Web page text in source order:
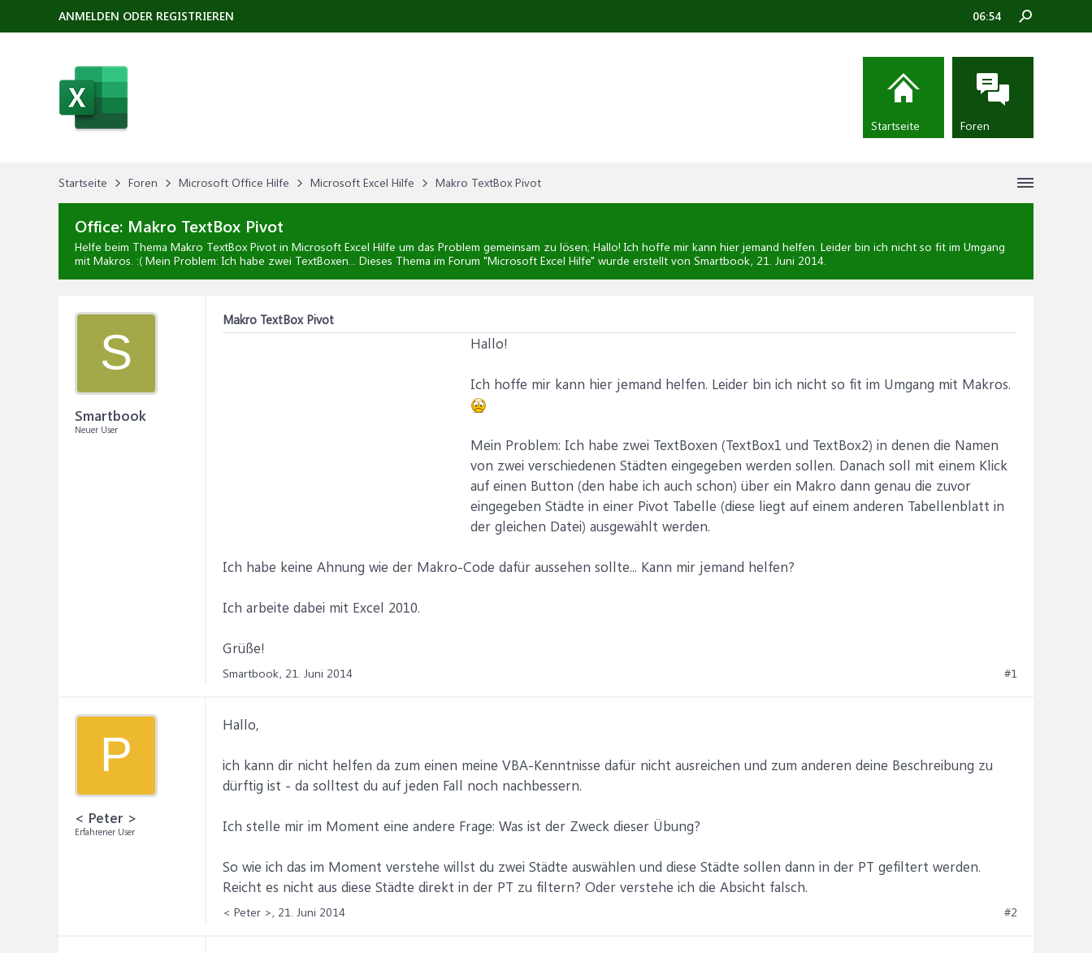
Startseite Foren Microsoft Office Hilfe Microsoft Excel Hilfe Makro TextBox Pivot
Office: Makro TextBox Pivot
Helfe beim Thema Makro TextBox Pivot in Microsoft Excel Hilfe um das Problem gemeinsam zu lösen; Hallo! Ich hoffe mir kann hier jemand helfen. Leider bin ich nicht so fit im Umgang
mit Makros. :( Mein Problem: Ich habe zwei TextBoxen... Dieses Thema im Forum "Microsoft Excel Hilfe" wurde erstellt von Smartbook, 21. Juni 2014.
S
Smartbook
Neuer User
Makro TextBox Pivot
Hallo!
Ich hoffe mir kann hier jemand helfen. Leider bin ich nicht so fit im Umgang mit Makros.
Mein Problem: Ich habe zwei TextBoxen (TextBox1 und TextBox2) in denen die Namen
von zwei verschiedenen Städten eingegeben werden sollen. Danach soll mit einem Klick
auf einen Button (den habe ich auch schon) über ein Makro dann genau die zuvor
eingegeben Städte in einer Pivot Tabelle (diese liegt auf einem anderen Tabellenblatt in
der gleichen Datei) ausgewählt werden.
Ich habe keine Ahnung wie der Makro-Code dafür aussehen sollte... Kann mir jemand helfen?
Ich arbeite dabei mit Excel 2010.
Grüße!
Smartbook, 21. Juni 2014 #1
P
< Peter >
Erfahrener User
Hallo,
ich kann dir nicht helfen da zum einen meine VBA-Kenntnisse dafür nicht ausreichen und zum anderen deine Beschreibung zu
dürftig ist - da solltest du auf jeden Fall noch nachbessern.
Ich stelle mir im Moment eine andere Frage: Was ist der Zweck dieser Übung?
So wie ich das im Moment verstehe willst du zwei Städte auswählen und diese Städte sollen dann in der PT gefiltert werden.
Reicht es nicht aus diese Städte direkt in der PT zu filtern? Oder verstehe ich die Absicht falsch.
< Peter >, 21. Juni 2014 #2
ANMELDEN ODER REGISTRIEREN 06:54
Startseite Foren